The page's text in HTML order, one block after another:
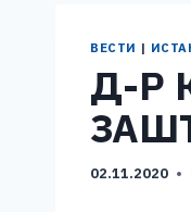
ВЕСТИ |
Д-Р
02.11.2020